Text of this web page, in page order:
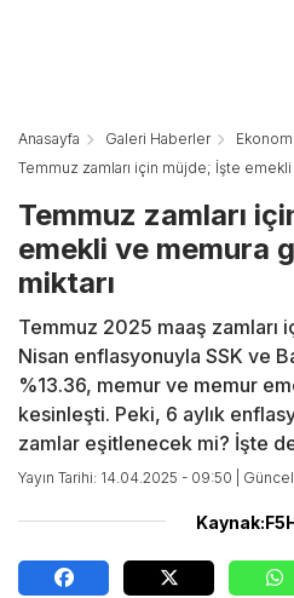
Anasayfa Galeri Haberler
Ekonomi
Temmuz zamları için müjde; İşte
Temmuz zamları
emekli ve memura
miktarı
Temmuz 2025 maaş zamları
Nisan enflasyonuyla SSK ve
%13.36, memur ve memur
kesinleşti. Peki, 6 aylık
zamlar eşitlenecek mi? İşte
Yayın Tarihi: 14.04.2025 - 09:50 |